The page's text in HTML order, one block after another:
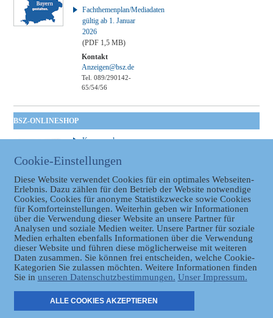
Fachthemenplan/Mediadaten
gültig ab 1. Januar
2026
(PDF 1,5 MB)
Kontakt
Anzeigen@bsz.de
Tel. 089/290142-
65/54/56
BSZ-ONLINESHOP
Kommunales
GVBl | Einbanddecke
Datenschutz
Cookie-Einstellungen
Diese Website verwendet Cookies für ein optimales Webseiten-
Erlebnis. Dazu zählen für den Betrieb der Website notwendige
Cookies, Cookies für anonyme Statistikzwecke sowie Cookies
für Komforteinstellungen. Weiterhin geben wir Informationen
über die Verwendung dieser Website an unsere Partner für
Analysen und soziale Medien weiter. Unsere Partner für soziale
Medien erhalten ebenfalls Informationen über die Verwendung
dieser Website und führen diese möglicherweise mit weiteren
Daten zusammen. Sie können frei entscheiden, welche Cookie-
Kategorien Sie zulassen möchten. Weitere Informationen finden
Sie in unseren Datenschutzbestimmungen. Unser Impressum.
ALLE COOKIES AKZEPTIEREN